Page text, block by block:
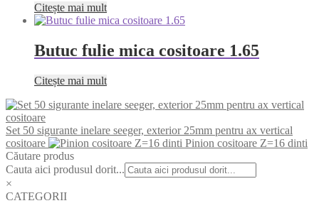
Citește mai mult
Butuc fulie mica cositoare 1.65
Citește mai mult
Set 50 sigurante inelare seeger, exterior 25mm pentru ax vertical
cositoare
Pinion cositoare Z=16 dinti
Căutare produs
Cauta aici produsul dorit...
×
CATEGORII